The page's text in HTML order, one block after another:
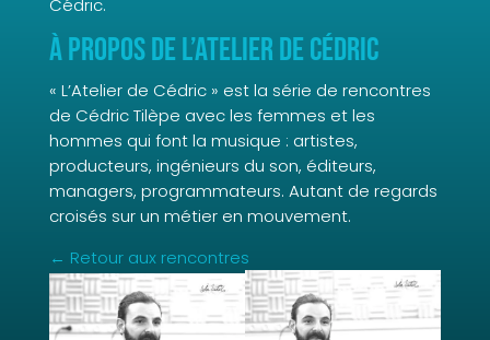
Cédric.
À propos de L’Atelier de Cédric
« L’Atelier de Cédric » est la série de rencontres
de Cédric Tilèpe avec les femmes et les
hommes qui font la musique : artistes,
producteurs, ingénieurs du son, éditeurs,
managers, programmateurs. Autant de regards
croisés sur un métier en mouvement.
← Retour aux rencontres